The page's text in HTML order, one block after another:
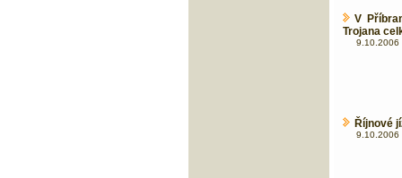
V
Trojana
9.10.2006
Říjnové
9.10.2006